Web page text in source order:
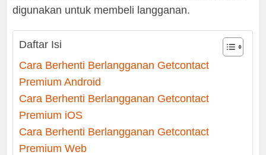
digunakan untuk membeli langganan.
Daftar Isi
Cara Berhenti Berlangganan Getcontact
Premium Android
Cara Berhenti Berlangganan Getcontact
Premium iOS
Cara Berhenti Berlangganan Getcontact
Premium Web